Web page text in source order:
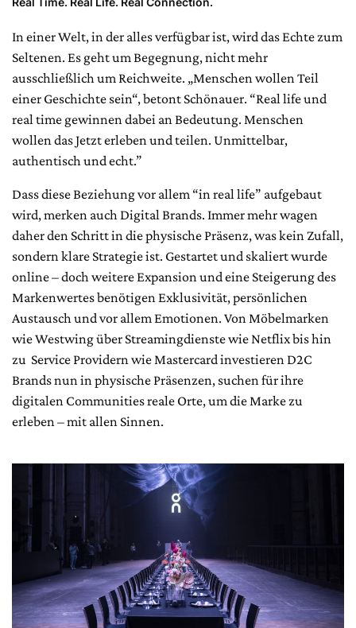
In einer Welt, in der alles verfügbar ist, wird das Echte zum
Seltenen. Es geht um Begegnung, nicht mehr
ausschließlich um Reichweite. „Menschen wollen Teil
einer Geschichte sein“, betont Schönauer. “Real life und
real time gewinnen dabei an Bedeutung. Menschen
wollen das Jetzt erleben und teilen. Unmittelbar,
authentisch und echt.”
Dass diese Beziehung vor allem “in real life” aufgebaut
wird, merken auch Digital Brands. Immer mehr wagen
daher den Schritt in die physische Präsenz, was kein Zufall,
sondern klare Strategie ist. Gestartet und skaliert wurde
online – doch weitere Expansion und eine Steigerung des
Markenwertes benötigen Exklusivität, persönlichen
Austausch und vor allem Emotionen. Von Möbelmarken
wie Westwing über Streamingdienste wie Netflix bis hin
zu Service Providern wie Mastercard investieren D2C
Brands nun in physische Präsenzen, suchen für ihre
digitalen Communities reale Orte, um die Marke zu
erleben – mit allen Sinnen.